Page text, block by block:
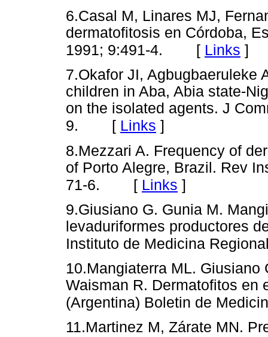
6.Casal M, Linares MJ,
dermatofitosis en Córdoba,
1991; 9:491-4. [ Links ]
7.Okafor JI, Agbugbaeruleke
children in Aba, Abia state-
on the isolated agents. J
9. [ Links ]
8.Mezzari A. Frequency of
of Porto Alegre, Brazil. Rev
71-6. [ Links ]
9.Giusiano G. Gunia M.
levaduriformes productores
Instituto de Medicina
10.Mangiaterra ML.
Waisman R. Dermatofitos en
(Argentina) Boletin de
11.Martinez M, Zárate MN.